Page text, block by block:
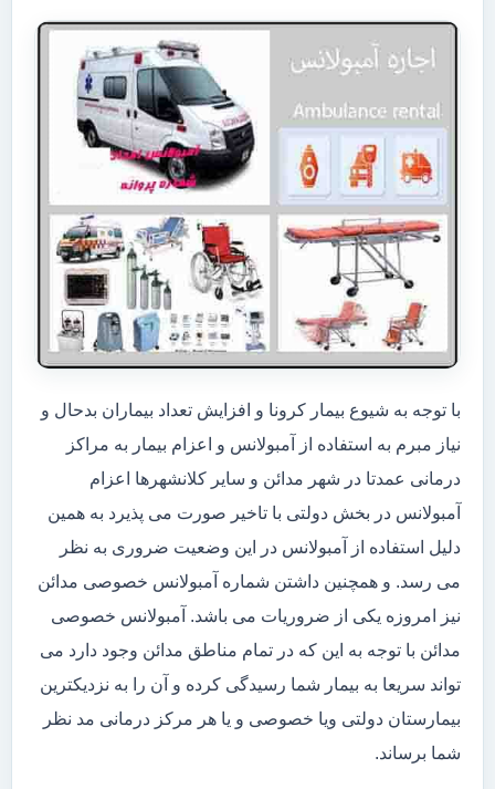
با توجه به شیوع بیمار کرونا و افزایش تعداد بیماران بدحال و
نیاز مبرم به استفاده از آمبولانس و اعزام بیمار به مراکز
درمانی عمدتا در شهر مدائن و سایر کلانشهرها اعزام
آمبولانس در بخش دولتی با تاخیر صورت می پذیرد به همین
دلیل استفاده از آمبولانس در این وضعیت ضروری به نظر
می رسد. و همچنین داشتن شماره آمبولانس خصوصی مدائن
نیز امروزه یکی از ضروریات می باشد. آمبولانس خصوصی
مدائن با توجه به این که در تمام مناطق مدائن وجود دارد می
تواند سریعا به بیمار شما رسیدگی کرده و آن را به نزدیکترین
بیمارستان دولتی ویا خصوصی و یا هر مرکز درمانی مد نظر
شما برساند.